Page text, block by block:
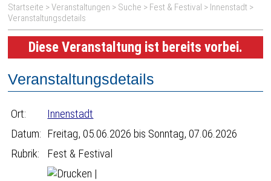
Startseite >Veranstaltungen > Suche > Fest & Festival > Innenstadt >
Veranstaltungsdetails
Diese Veranstaltung ist bereits vorbei.
Veranstaltungsdetails
Ort:
Innenstadt
Datum: Freitag, 05.06.2026 bis Sonntag, 07.06.2026
Rubrik:
Fest & Festival
|